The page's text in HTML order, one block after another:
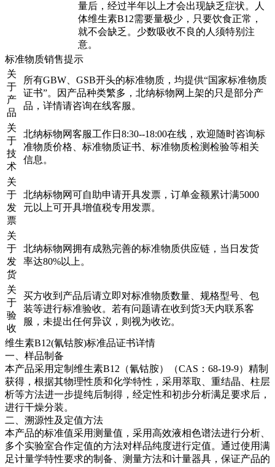
量后，经过半年以上才会出现缺乏症状。人
体维生素B12需要量极少，只要饮食正常，
就不会缺乏。少数吸收不良的人须特别注
意。
标准物质销售提示
关
于
产
品
所有GBW、GSB开头的标准物质，均提供“国家标准物质
证书”。因产品种类繁多，北纳标物网上架的只是部分产
品，详情请咨询在线客服。
关
于
技
术
北纳标物网客服工作日8:30--18:00在线，欢迎随时咨询标
准物质价格、标准物质证书、标准物质检测检验等相关
信息。
关
于
发
票
北纳标物网可自助申请开具发票，订单金额累计满5000
元以上可开具增值税专用发票。
关
于
发
货
北纳标物网拥有成熟完善的标准物质供应链，当日发货
率达80%以上。
关
于
验
收
买方收到产品后请立即对标准物质数量、规格型号、包
装等进行标准验收。若有问题请在收到货3天内联系客
服，未提出任何异议，则视为收讫。
维生素B12(氰钴胺)标准品证书详情
一、样品制备
本产品采用定制维生素B12（氰钴胺）（CAS：68-19-9）精制
获得，根据其物理性质和化学特性，采用萃取、重结晶、柱层
析等方法进一步提纯后制得，经定性和初步分析满足要求后，
进行干燥分装。
二、溯源性及定值方法
本产品的标准值采用测量值，采用高效液相色谱法进行分析、
多个实验室合作定值的方法对样品纯度进行定值。通过使用满
足计量学特性要求的制备、测量方法和计量器具，保证产品的